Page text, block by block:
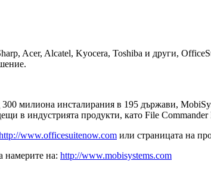
Acer, Alcatel, Kyocera, Toshiba и други,
милиона инсталирания в 195 държави,
в индустрията продукти, като File
www.officesuitenow.com или страницата на
намерите на: http://www.mobisystems.com